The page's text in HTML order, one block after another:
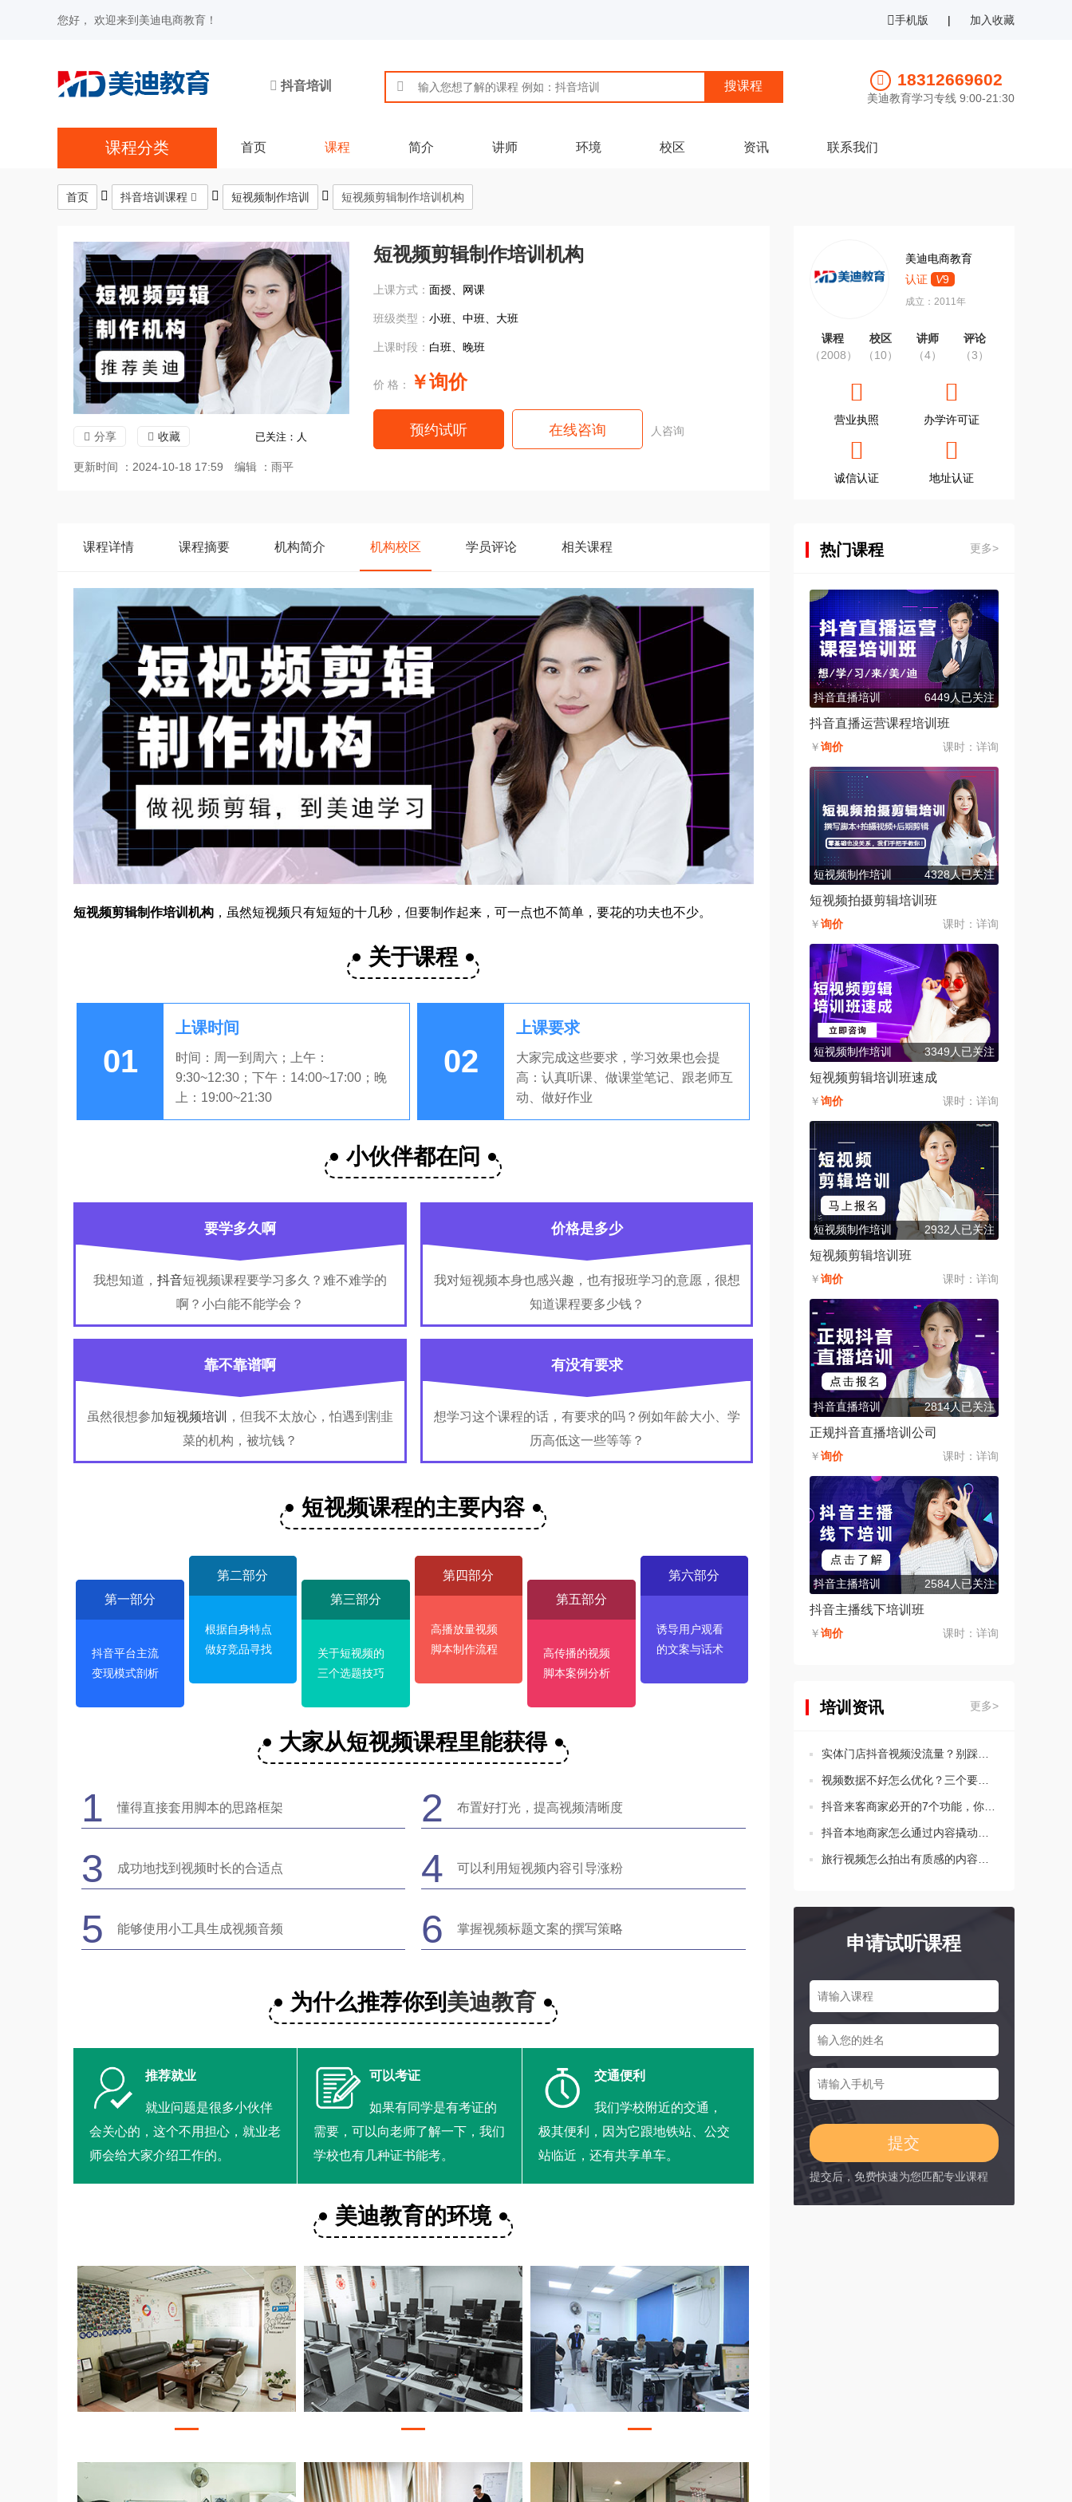
您好， 欢迎来到美迪电商教育！ 手机版 | 加入收藏
抖音培训 18312669602
美迪教育学习专线 9:00-21:30
课程分类 首页 课程 简介 讲师 环境 校区 资讯 联系我们
首页 抖音培训课程 短视频制作培训 短视频剪辑制作培训机构
分享 收藏 已关注： 人
更新时间 ：2024-10-18 17:59 编辑 ：雨平
短视频剪辑制作培训机构
上课方式：面授、网课
班级类型：小班、中班、大班
上课时段： 白班、晚班
价 格： ￥询价
预约试听 在线咨询 人咨询
美迪电商教育
认证
V9
成立：2011年
课程
（2008）
校区
（10）
讲师
（4）
评论
（3）
营业执照 办学许可证
诚信认证 地址认证
课程详情 课程摘要 机构简介 机构校区 学员评论 相关课程
短视频剪辑制作培训机构 ，虽然短视频只有短短的十几秒，但要制作起来，可一点也不简单，要花的功夫也不少。
关于课程
01
上课时间
时间：周一到周六；上午：
9:30~12:30；下午：14:00~17:00；晚
上：19:00~21:30
02
上课要求
大家完成这些要求，学习效果也会提
高：认真听课、做课堂笔记、跟老师互
动、做好作业
小伙伴都在问
要学多久啊
我想知道， 抖音短视频课程要学习多久？难不难学的
啊？小白能不能学会？
价格是多少
我对短视频本身也感兴趣，也有报班学习的意愿，很想
知道课程要多少钱？
靠不靠谱啊
虽然很想参加短视频培训
，但我不太放心，怕遇到割韭
菜的机构，被坑钱？
有没有要求
想学习这个课程的话，有要求的吗？例如年龄大小、学
历高低这一些等等？
短视频课程的主要内容
第一部分
抖音平台主流
变现模式剖析
第二部分
根据自身特点
做好竞品寻找
第三部分
关于短视频的
三个选题技巧
第四部分
高播放量视频
脚本制作流程
第五部分
高传播的视频
脚本案例分析
第六部分
诱导用户观看
的文案与话术
大家从短视频课程里能获得
1 懂得直接套用脚本的思路框架 2 布置好打光，提高视频清晰度
3 成功地找到视频时长的合适点 4 可以利用短视频内容引导涨粉
5 能够使用小工具生成视频音频 6 掌握视频标题文案的撰写策略
为什么推荐你到 美迪教育
推荐就业
就业问题是很多小伙伴
会关心的，这个不用担心，就业老
师会给大家介绍工作的。
可以考证
如果有同学是有考证的
需要，可以向老师了解一下，我们
学校也有几种证书能考。
交通便利
我们学校附近的交通，
极其便利，因为它跟地铁站、公交
站临近，还有共享单车。
美迪教育的环境
热门课程 更多>
抖音直播培训 6449人已关注
抖音直播运营课程培训班
￥询价 课时： 详询
短视频制作培训 4328人已关注
短视频拍摄剪辑培训班
￥询价 课时： 详询
短视频制作培训 3349人已关注
短视频剪辑培训班速成
￥询价 课时： 详询
短视频制作培训 2932人已关注
短视频剪辑培训班
￥询价 课时： 详询
抖音直播培训 2814人已关注
正规抖音直播培训公司
￥询价 课时： 详询
抖音主播培训 2584人已关注
抖音主播线下培训班
￥询价 课时： 详询
培训资讯 更多>
实体门店抖音视频没流量？别踩这5个违规坑！
视频数据不好怎么优化？三个要点教会你分析思路！
抖音来客商家必开的7个功能，你都设置了吗？
抖音本地商家怎么通过内容撬动生意增长？这三点要知道！
旅行视频怎么拍出有质感的内容？新手必学的三个技巧
申请试听课程
提交后，免费快速为您匹配专业课程